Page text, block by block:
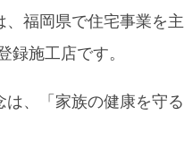
、福岡県で住宅事業を
録施工店です。
は、「家族の健康を守